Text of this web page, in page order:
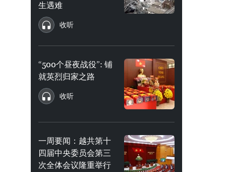
生遇难
收听
“500个昼夜战役”: 铺
就英烈归家之路
收听
一周要闻：越共第十
四届中央委员会第三
次全体会议隆重举行